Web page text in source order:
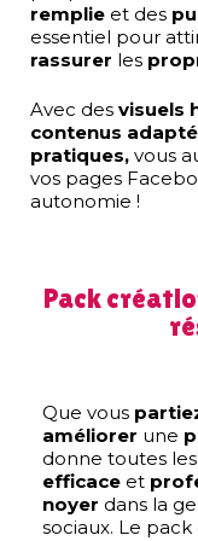
remplie et des
essentiel pour
rassurer les
Avec des visuels
contenus
pratiques, vous
vos pages
autonomie !
Pack
Que vous
améliorer une
donne toutes
efficace et
noyer dans la
sociaux. Le